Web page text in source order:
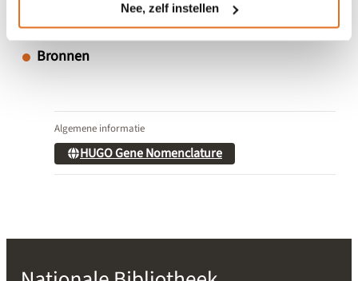
Nee, zelf instellen
Bronnen
Algemene informatie
HUGO Gene Nomenclature